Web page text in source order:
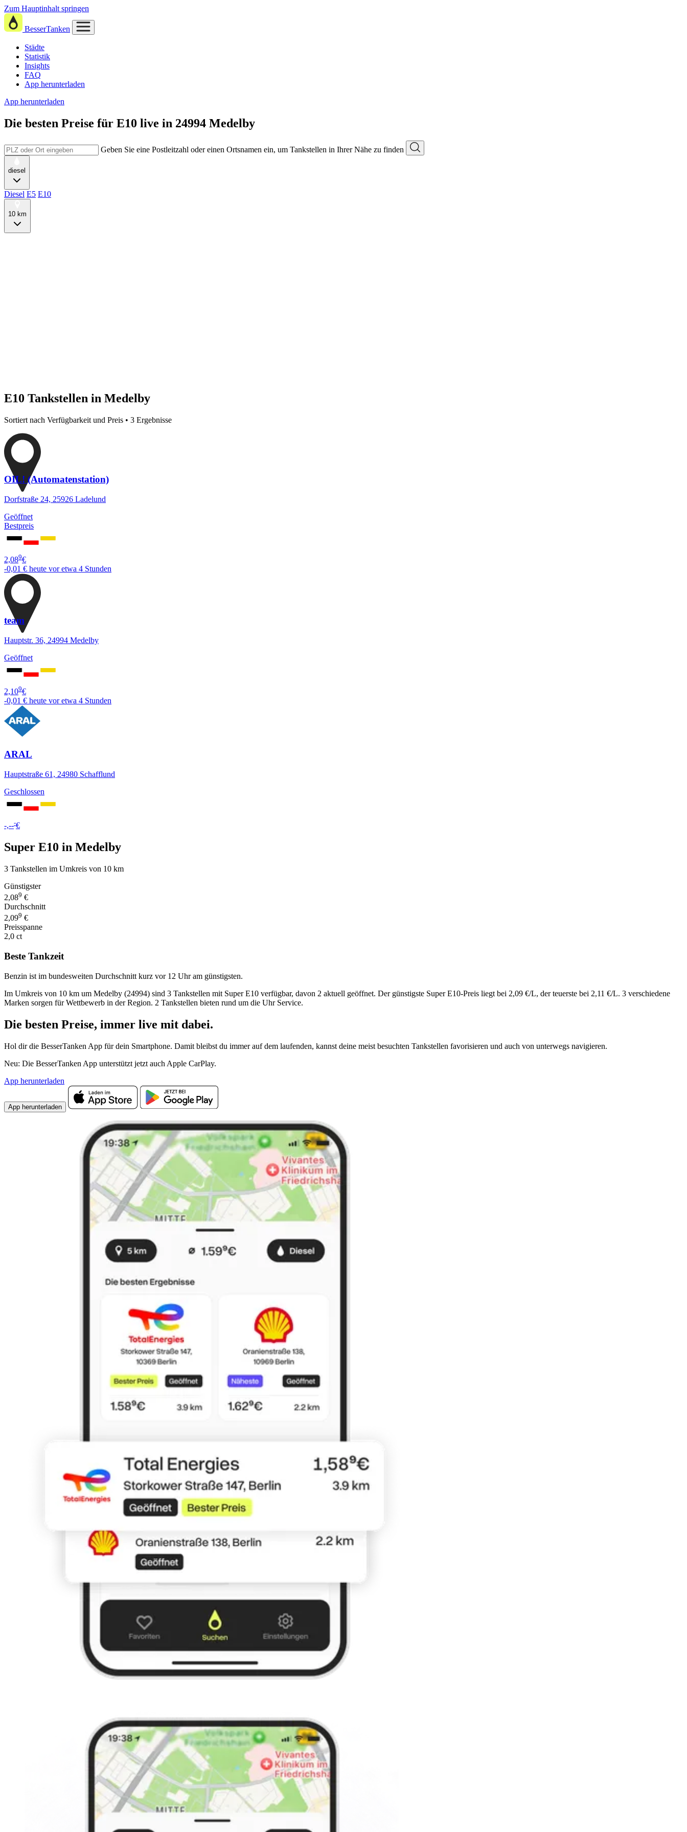
Zum Hauptinhalt springen
BesserTanken
Städte
Statistik
Insights
FAQ
App herunterladen
App herunterladen
Die besten Preise für E10 live in 24994 Medelby
Geben Sie eine Postleitzahl oder einen Ortsnamen ein, um Tankstellen in Ihrer Nähe zu finden
diesel
Diesel E5 E10
10 km
E10 Tankstellen in Medelby
Sortiert nach Verfügbarkeit und Preis • 3 Ergebnisse
OIL! (Automatenstation)
Dorfstraße 24, 25926 Ladelund
Geöffnet
Bestpreis
2,089€
-0,01 € heute vor etwa 4 Stunden
team
Hauptstr. 36, 24994 Medelby
Geöffnet
2,109€
-0,01 € heute vor etwa 4 Stunden
ARAL
Hauptstraße 61, 24980 Schafflund
Geschlossen
-,---€
Super E10 in Medelby
3 Tankstellen im Umkreis von 10 km
Günstigster
2,089 €
Durchschnitt
2,099 €
Preisspanne
2,0 ct
Beste Tankzeit
Benzin ist im bundesweiten Durchschnitt kurz vor 12 Uhr am günstigsten.
Im Umkreis von 10 km um Medelby (24994) sind 3 Tankstellen mit Super E10 verfügbar, davon 2 aktuell geöffnet. Der günstigste Super E10-Preis liegt bei 2,09 €/L, der teuerste bei 2,11 €/L. 3 verschiedene
Marken sorgen für Wettbewerb in der Region. 2 Tankstellen bieten rund um die Uhr Service.
Die besten Preise, immer live mit dabei.
Hol dir die BesserTanken App für dein Smartphone. Damit bleibst du immer auf dem laufenden, kannst deine meist besuchten Tankstellen favorisieren und auch von unterwegs navigieren.
Neu: Die BesserTanken App unterstützt jetzt auch Apple CarPlay.
App herunterladen
App herunterladen